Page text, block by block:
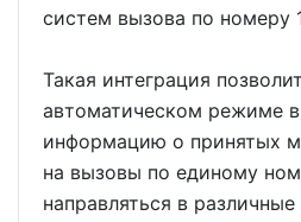
систем вызова по номеру
Такая интеграция
автоматическом режиме
информацию о принятых
на вызовы по единому
направляться в